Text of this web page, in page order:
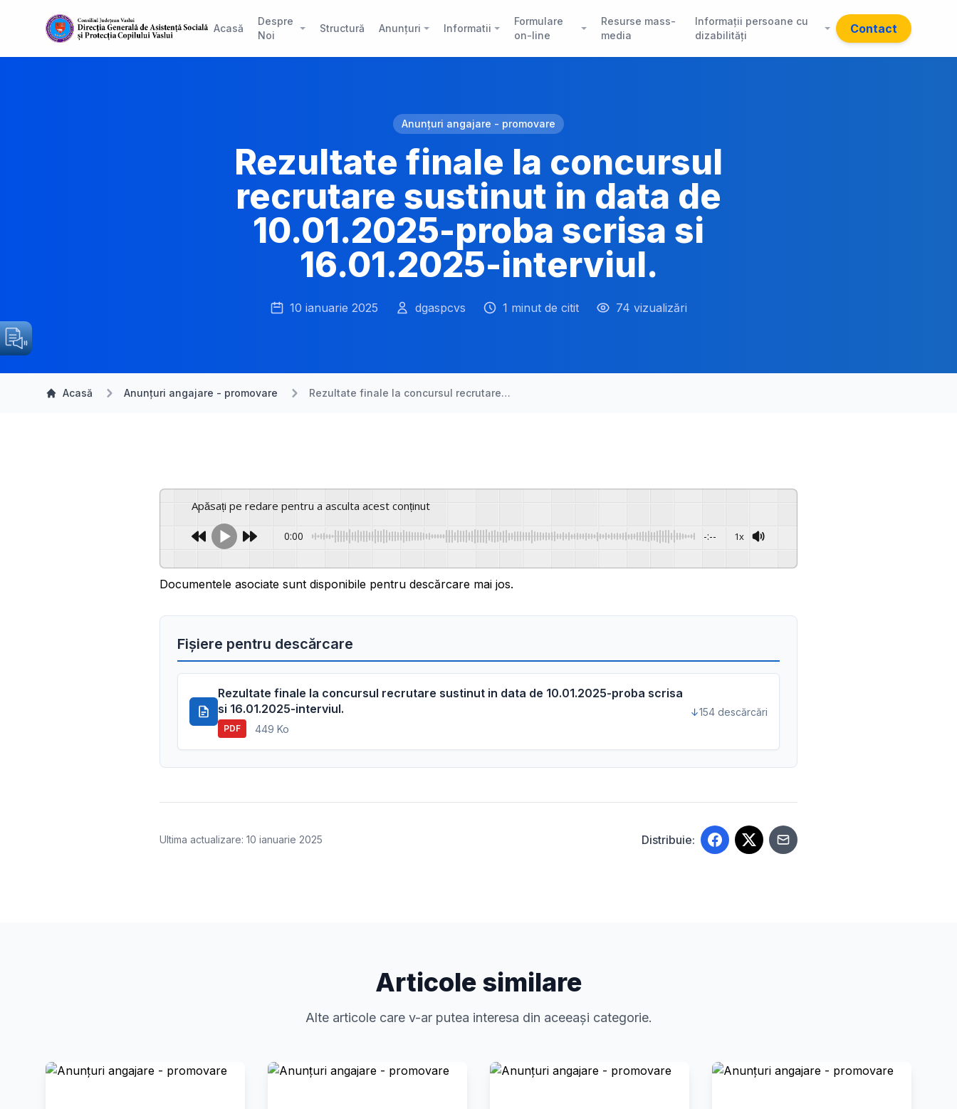
Acasă
Despre
Noi
Structură Anunțuri Informatii
Formulare
on-line
Resurse mass-
media
Informații persoane cu
dizabilități
Contact
Anunțuri angajare - promovare
Rezultate finale la concursul
recrutare sustinut in data de
10.01.2025-proba scrisa si
16.01.2025-interviul.
10 ianuarie 2025 dgaspcvs 1 minut de citit 74 vizualizări
Acasă Anunțuri angajare - promovare Rezultate finale la concursul recrutare…
Apăsați pe redare pentru a asculta acest conținut
0:00 -:-- 1x
Documentele asociate sunt disponibile pentru descărcare mai jos.
Fișiere pentru descărcare
Rezultate finale la concursul recrutare sustinut in data de 10.01.2025-proba scrisa
si 16.01.2025-interviul.
PDF 449 Ko
154 descărcări
Ultima actualizare: 10 ianuarie 2025 Distribuie:
Articole similare
Alte articole care v-ar putea interesa din aceeași categorie.